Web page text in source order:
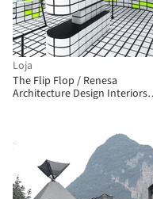
Loja
The Flip Flop / Renesa
Architecture Design Interiors